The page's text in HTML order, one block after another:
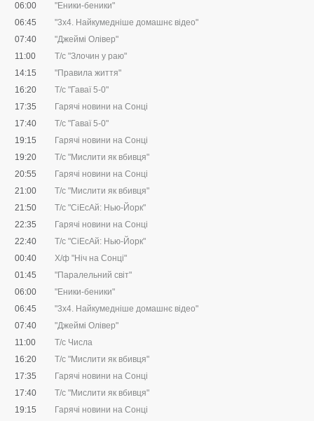
06:00
"Еники-беники"
06:45
"3х4. Найкумедніше домашнє відео"
07:40
"Джеймі Олівер"
11:00
Т/с "Злочин у раю"
14:15
"Правила життя"
16:20
Т/с "Гаваї 5-0"
17:35
Гарячі новини на Сонці
17:40
Т/с "Гаваї 5-0"
19:15
Гарячі новини на Сонці
19:20
Т/с "Мислити як вбивця"
20:55
Гарячі новини на Сонці
21:00
Т/с "Мислити як вбивця"
21:50
Т/с "CіЕсАй: Нью-Йорк"
22:35
Гарячі новини на Сонці
22:40
Т/с "CіЕсАй: Нью-Йорк"
00:40
Х/ф "Ніч на Сонці"
01:45
"Паралельний світ"
06:00
"Еники-беники"
06:45
"3х4. Найкумедніше домашнє відео"
07:40
"Джеймі Олівер"
11:00
Т/с Числа
16:20
Т/с "Мислити як вбивця"
17:35
Гарячі новини на Сонці
17:40
Т/с "Мислити як вбивця"
19:15
Гарячі новини на Сонці